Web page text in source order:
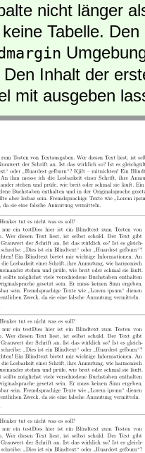
nicht länger
Tabelle.
Inhalt der
mit ausgeben